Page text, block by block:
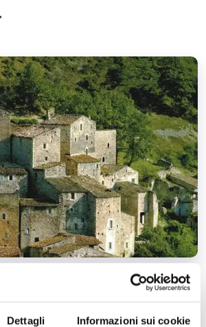
Dettagli Informazioni sui cookie
inizio del progetto di recupero del